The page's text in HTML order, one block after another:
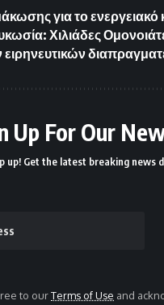
για το
Χιλιάδες
Up For Our
up! Get the latest breaking news
to ourTerms of Use and